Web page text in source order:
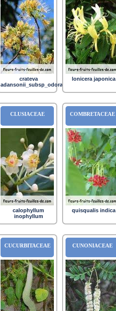
crateva
adansonii_subsp_odora
lonicera japonica
CLUSIACEAE
calophyllum
inophyllum
COMBRETACEAE
quisqualis indica
CUCURBITACEAE CUNONIACEAE